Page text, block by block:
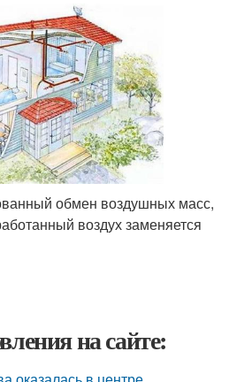
обмен воздушных масс,
воздух заменяется
на сайте: